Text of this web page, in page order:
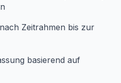
Zeitrahmen bis zur
basierend auf